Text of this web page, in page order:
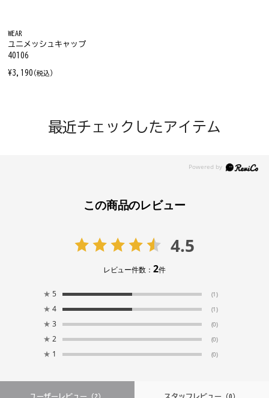
WEAR
ユニメッシュキャップ
40106
¥3,190 (税込)
最近チェックしたアイテム
この商品のレビュー
4.5
レビュー件数：2件
★ 5 (1)
★ 4 (1)
★ 3 (0)
★ 2 (0)
★ 1 (0)
ユーザーレビュー （2） スタッフレビュー（0）